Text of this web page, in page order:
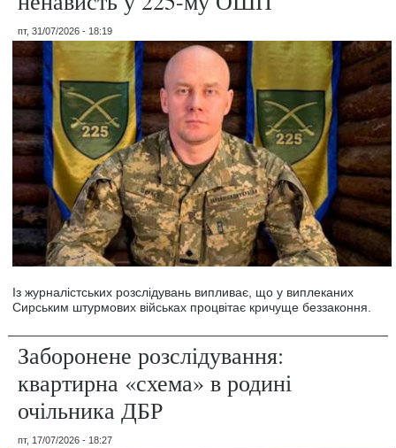
пт, 31/07/2026 - 18:19
Із журналістських розслідувань випливає, що у виплеканих
Сирським штурмових військах процвітає кричуще беззаконня.
Заборонене розслідування:
квартирна «схема» в родині
очільника ДБР
пт, 17/07/2026 - 18:27